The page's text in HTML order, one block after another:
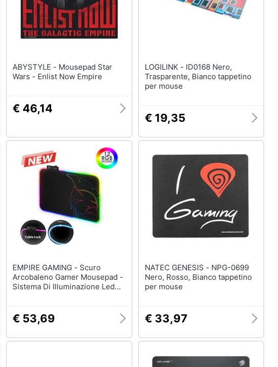
ABYSTYLE - Mousepad Star
Wars - Enlist Now Empire
€ 46,14
LOGILINK - ID0168 Nero,
Trasparente, Bianco tappetino
per mouse
€ 19,35
EMPIRE GAMING - Scuro
Arcobaleno Gamer Mousepad -
Sistema Di Illuminazione Led
Alla Luce-slip Gomma-acqua -
Per I Giocatori Pc, Mac E
€ 53,69
NATEC GENESIS - NPG-0699
Nero, Rosso, Bianco tappetino
per mouse
€ 33,97